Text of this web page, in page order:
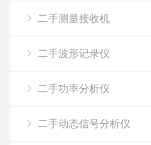
二手测量接收机
二手波形记录仪
二手功率分析仪
二手动态信号分析仪